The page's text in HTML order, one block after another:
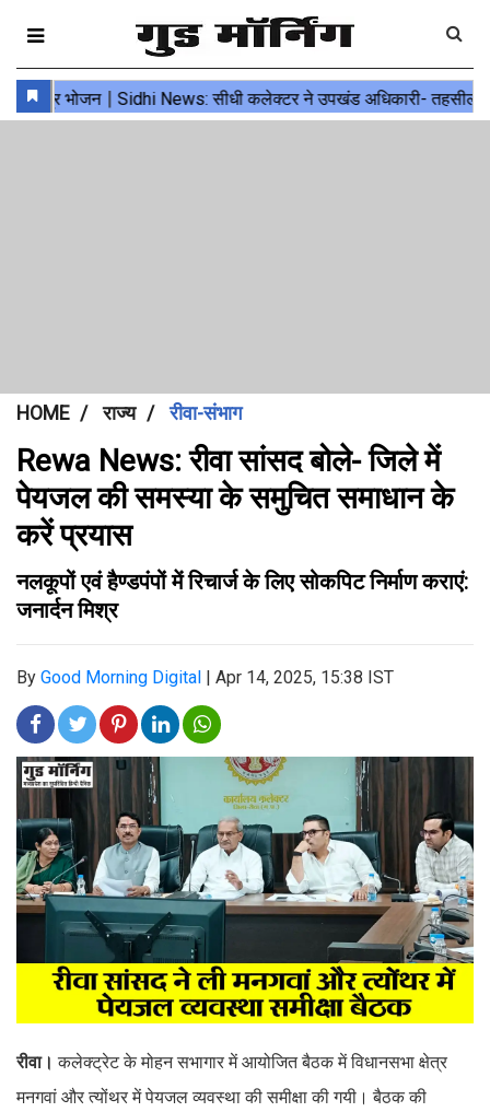
HOME राज्य रीवा-संभाग
Rewa News: रीवा सांसद बोले- जिले में
पेयजल की समस्या के समुचित समाधान के
करें प्रयास
नलकूपों एवं हैण्डपंपों में रिचार्ज के लिए सोकपिट निर्माण कराएं:
जनार्दन मिश्र
By Good Morning Digital | Apr 14, 2025, 15:38 IST
रीवा।कलेक्ट्रेट के मोहन सभागार में आयोजित बैठक में विधानसभा क्षेत्र
मनगवां और त्योंथर में पेयजल व्यवस्था की समीक्षा की गयी। बैठक की